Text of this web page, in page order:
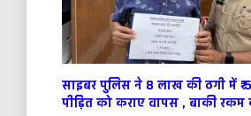
साइबर पुलिस ने 8 लाख की ठगी में ₹
पीड़ित को कराए वापस , बाकी रकम